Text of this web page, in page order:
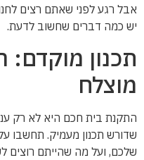
אבל רגע לפני שאתם רצים
יש כמה דברים שחשוב לדעת.
תכנון
מוצלח
התקנת בית חכם היא לא רק
שדורש תכנון מעמיק. תחשבו
שלכם, ועל מה שהייתם רוצים